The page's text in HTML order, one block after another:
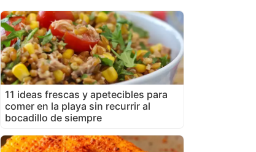
11 ideas frescas y apetecibles para
comer en la playa sin recurrir al
bocadillo de siempre